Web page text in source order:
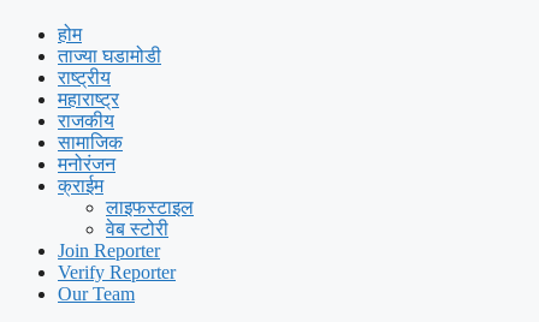
होम
ताज्या घडामोडी
राष्ट्रीय
महाराष्ट्र
राजकीय
सामाजिक
मनोरंजन
क्राईम
लाइफस्टाइल
वेब स्टोरी
Join Reporter
Verify Reporter
Our Team